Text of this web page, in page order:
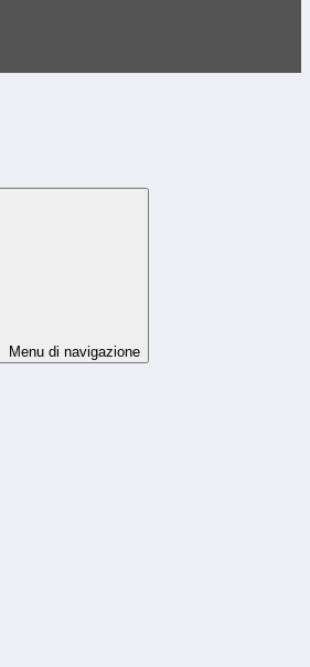
Menu di navigazione